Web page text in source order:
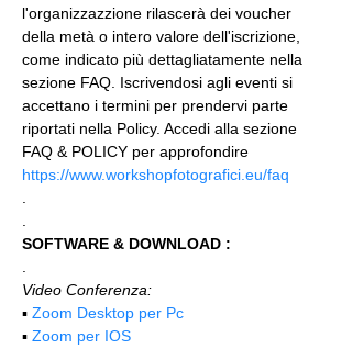
l'organizzazzione rilascerà dei voucher
della metà o intero valore dell'iscrizione,
come indicato più dettagliatamente nella
sezione FAQ. Iscrivendosi agli eventi si
accettano i termini per prendervi parte
riportati nella Policy. Accedi alla sezione
FAQ & POLICY per approfondire
https://www.workshopfotografici.eu/faq
SOFTWARE & DOWNLOAD :
Video Conferenza:
▪️ Zoom Desktop per Pc
▪️ Zoom per IOS